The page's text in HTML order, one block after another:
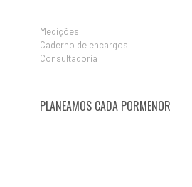
Medições
Caderno de encargos
Consultadoria
PLANEAMOS CADA PORMENOR